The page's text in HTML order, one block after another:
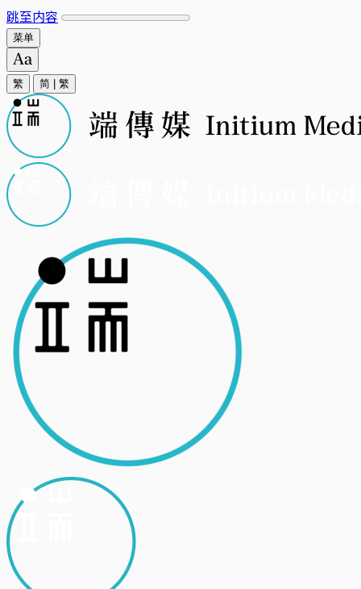
跳至内容
菜单
繁 简 繁